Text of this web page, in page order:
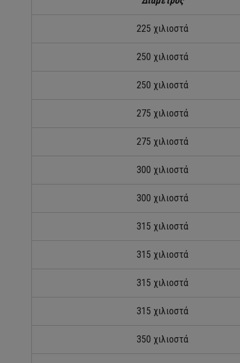
225 χιλιοστά
250 χιλιοστά
250 χιλιοστά
275 χιλιοστά
275 χιλιοστά
300 χιλιοστά
300 χιλιοστά
315 χιλιοστά
315 χιλιοστά
315 χιλιοστά
315 χιλιοστά
350 χιλιοστά